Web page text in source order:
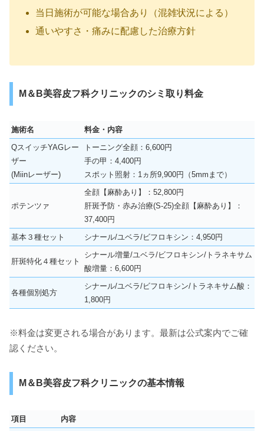
当日施術が可能な場合あり（混雑状況による）
通いやすさ・痛みに配慮した治療方針
M＆B美容皮フ科クリニックのシミ取り料金
施術名
料金・内容
QスイッチYAGレー
ザー
(Miinレーザー)
トーニング全顔：6,600円
手の甲：4,400円
スポット照射：1ヵ所9,900円（5mmまで）
ポテンツァ
全顔【麻酔あり】：52,800円
肝斑予防・赤み治療(S-25)全顔【麻酔あり】：
37,400円
基本３種セット
シナール/ユベラ/ビフロキシン：4,950円
肝斑特化４種セット
シナール増量/ユベラ/ビフロキシン/トラネキサム
酸増量：6,600円
各種個別処方
シナール/ユベラ/ビフロキシン/トラネキサム酸：
1,800円
※料金は変更される場合があります。最新は公式案内でご確
認ください。
M＆B美容皮フ科クリニックの基本情報
項目 内容